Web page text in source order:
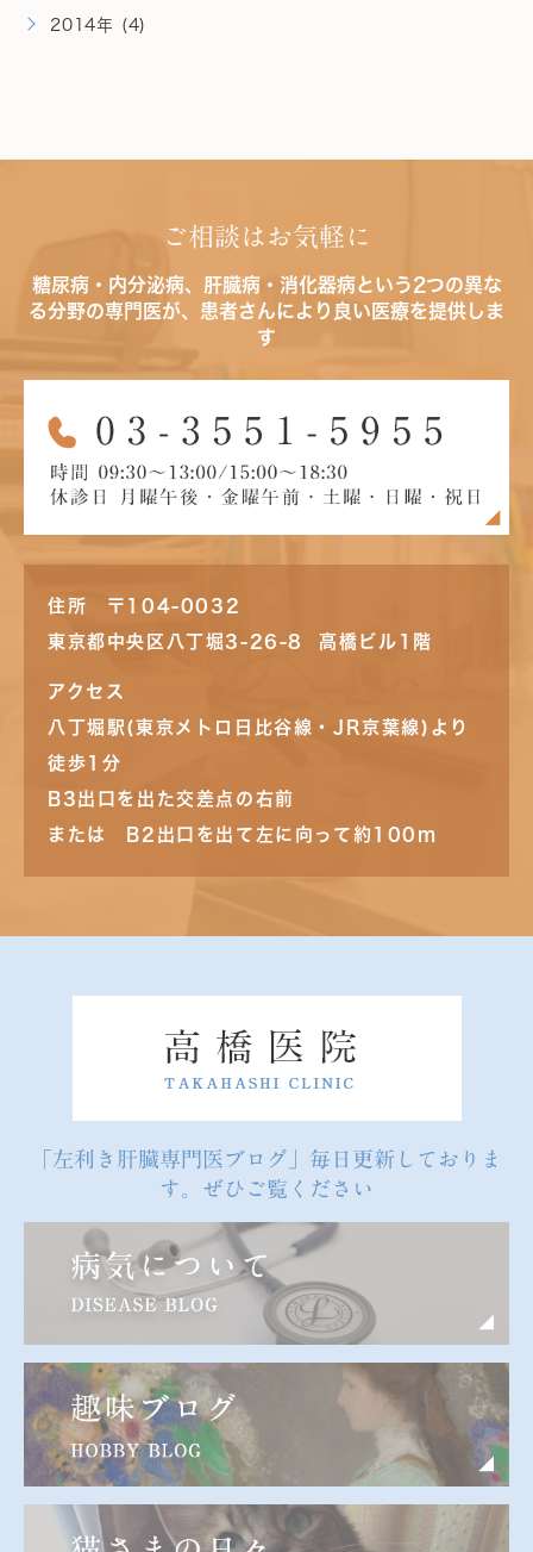
2014年 (4)
ご相談はお気軽に
糖尿病・内分泌病、肝臓病・消化器病という2つの異な
る分野の専門医が、患者さんにより良い医療を提供しま
す
住所 〒104-0032
東京都中央区八丁堀3-26-8 高橋ビル1階
アクセス
八丁堀駅(東京メトロ日比谷線・JR京葉線)より
徒歩1分
B3出口を出た交差点の右前
または B2出口を出て左に向って約100m
「左利き肝臓専門医ブログ」毎日更新しておりま
す。ぜひご覧ください